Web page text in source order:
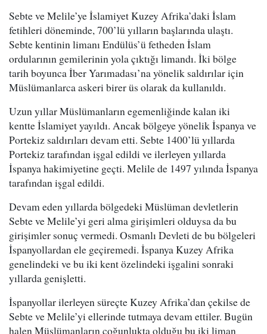
Sebte ve Melile’ye İslamiyet Kuzey Afrika’daki İslam
fetihleri döneminde, 700’lü yılların başlarında ulaştı.
Sebte kentinin limanı Endülüs’ü fetheden İslam
ordularının gemilerinin yola çıktığı limandı. İki bölge
tarih boyunca İber Yarımadası’na yönelik saldırılar için
Müslümanlarca askeri birer üs olarak da kullanıldı.
Uzun yıllar Müslümanların egemenliğinde kalan iki
kentte İslamiyet yayıldı. Ancak bölgeye yönelik İspanya ve
Portekiz saldırıları devam etti. Sebte 1400’lü yıllarda
Portekiz tarafından işgal edildi ve ilerleyen yıllarda
İspanya hakimiyetine geçti. Melile de 1497 yılında İspanya
tarafından işgal edildi.
Devam eden yıllarda bölgedeki Müslüman devletlerin
Sebte ve Melile’yi geri alma girişimleri olduysa da bu
girişimler sonuç vermedi. Osmanlı Devleti de bu bölgeleri
İspanyollardan ele geçiremedi. İspanya Kuzey Afrika
genelindeki ve bu iki kent özelindeki işgalini sonraki
yıllarda genişletti.
İspanyollar ilerleyen süreçte Kuzey Afrika’dan çekilse de
Sebte ve Melile’yi ellerinde tutmaya devam ettiler. Bugün
halen Müslümanların çoğunlukta olduğu bu iki liman